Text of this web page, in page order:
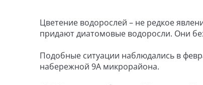
Цветение водорослей – не редкое
придают диатомовые водоросли. Они
Подобные ситуации наблюдались в
набережной 9А микрорайона.